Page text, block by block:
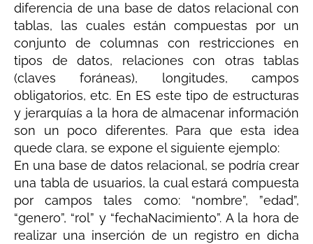
diferencia de una base de datos relacional con
tablas, las cuales están compuestas por un
conjunto de columnas con restricciones en
tipos de datos, relaciones con otras tablas
(claves foráneas), longitudes, campos
obligatorios, etc. En ES este tipo de estructuras
y jerarquías a la hora de almacenar información
son un poco diferentes. Para que esta idea
quede clara, se expone el siguiente ejemplo:
En una base de datos relacional, se podría crear
una tabla de usuarios, la cual estará compuesta
por campos tales como: “nombre”, ”edad”,
“genero”, “rol” y “fechaNacimiento”. A la hora de
realizar una inserción de un registro en dicha